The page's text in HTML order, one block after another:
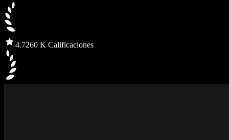
4.7260 K Calificaciones